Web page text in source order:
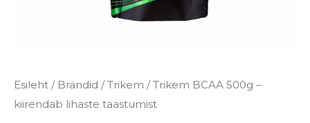
Esileht / Brändid /Trikem / Trikem BCAA 500g –
kiirendab lihaste taastumist